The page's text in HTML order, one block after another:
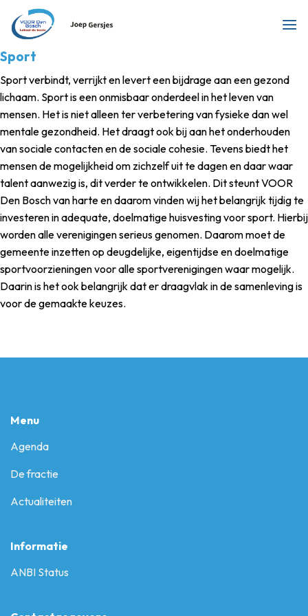
naar
inhoud
Sport
Sport verbindt, verrijkt en levert een bijdrage aan een gezond
lichaam. Sport is een onmisbaar onderdeel in het leven van
mensen. Het is niet alleen ter verbetering van fysieke dan wel
mentale gezondheid. Het draagt ook bij aan het onderhouden
van sociale contacten en de sociale cohesie. Tevens biedt het
mensen de mogelijkheid om zichzelf uit te dagen en daar waar
talent aanwezig is, dit verder te ontwikkelen. Dit steunt VOOR
Den Bosch van harte en daarom vinden wij het belangrijk tijdig te
investeren in adequate, doelmatige huisvesting voor sport. Hierbij
worden alle verenigingen serieus genomen. Daarom moet de
gemeente inzetten op deugdelijke, eigentijdse en doelmatige
sportvoorzieningen voor alle sportverenigingen waar mogelijk.
Daarin is het ook belangrijk dat er draagvlak in de samenleving is
voor de gemaakte keuzes.
Menu
Agenda
De fractie
Actualiteiten
Informatie
ANBI Status